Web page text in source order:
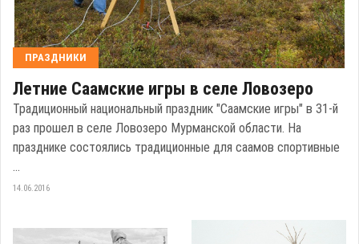
ПРАЗДНИКИ
Летние Саамские игры в селе Ловозеро
Традиционный национальный праздник "Саамские игры" в 31-й
раз прошел в селе Ловозеро Мурманской области. На
празднике состоялись традиционные для саамов спортивные
14.06.2016